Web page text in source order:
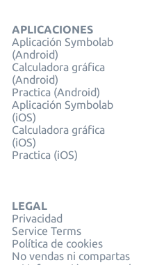
APLICACIONES
Aplicación Symbolab
(Android)
Calculadora gráfica
(Android)
Practica (Android)
Aplicación Symbolab
(iOS)
Calculadora gráfica
(iOS)
Practica (iOS)
LEGAL
Privacidad
Service Terms
Política de cookies
No vendas ni compartas